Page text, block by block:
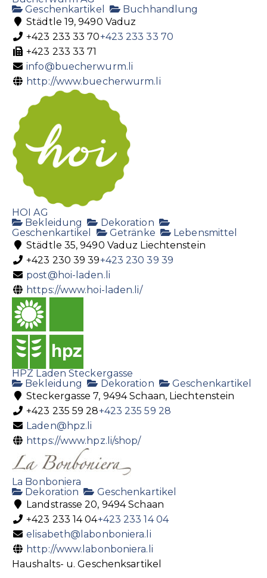
Geschenkartikel
Buchhandlung
Städtle 19, 9490 Vaduz
+423 233 33 70+423 233 33 70
+423 233 33 71
info@buecherwurm.li
http://www.buecherwurm.li
HOI AG
Bekleidung
Dekoration
Geschenkartikel
Getränke
Lebensmittel
Städtle 35, 9490 Vaduz Liechtenstein
+423 230 39 39+423 230 39 39
post@hoi-laden.li
https://www.hoi-laden.li/
HPZ Laden Steckergasse
Bekleidung
Dekoration
Geschenkartikel
Steckergasse 7, 9494 Schaan, Liechtenstein
+423 235 59 28+423 235 59 28
Laden@hpz.li
https://www.hpz.li/shop/
La Bonboniera
Dekoration
Geschenkartikel
Landstrasse 20, 9494 Schaan
+423 233 14 04+423 233 14 04
elisabeth@labonboniera.li
http://www.labonboniera.li
Haushalts- u. Geschenksartikel